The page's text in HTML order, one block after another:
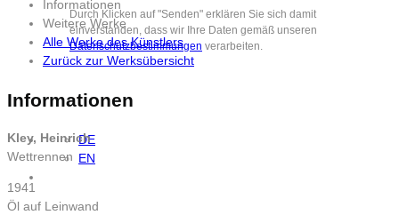
Durch Klicken auf "Senden" erklären Sie sich damit
einverstanden, dass wir Ihre Daten gemäß unseren
Datenschutzbestimmungen verarbeiten.
DE
EN
Informationen
Weitere Werke
Alle Werke des Künstlers
Zurück zur Werksübersicht
Informationen
Kley, Heinrich
Wettrennen
1941
Öl auf Leinwand